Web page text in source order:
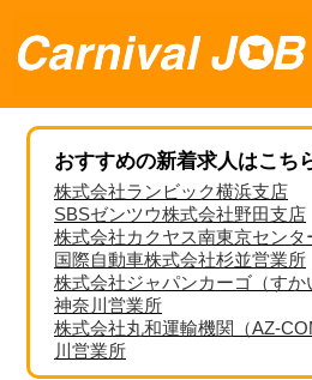
おすすめの新着求人はこち
株式会社ランビック横浜支店
SBSゼンツウ株式会社野田支店
株式会社カクヤス南東京センタ
国際自動車株式会社杉並営業所
株式会社ジャパンカーゴ（すか
神奈川営業所
株式会社丸和運輸機関（AZ-
川営業所